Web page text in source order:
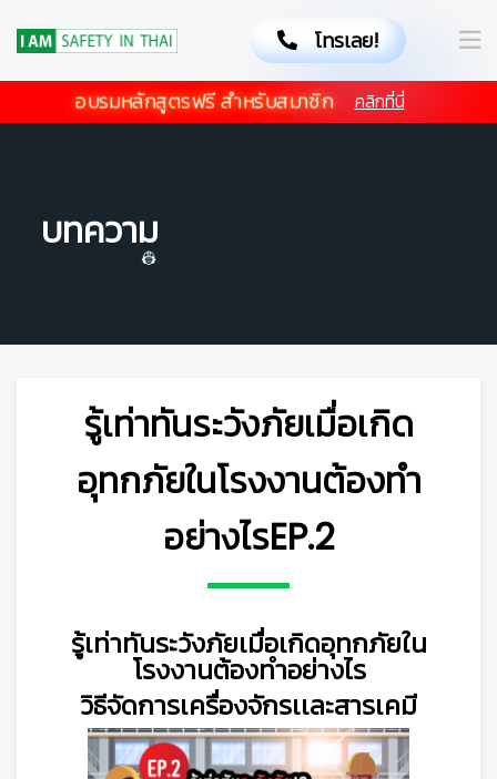
โทรเลย!
อบรมหลักสูตรฟรี สำหรับสมาชิก คลิกที่นี่
บทความ
รู้เท่าทันระวังภัยเมื่อเกิด
อุทกภัยในโรงงานต้องทำ
อย่างไรEP.2
รู้เท่าทันระวังภัยเมื่อเกิดอุทกภัยใน
โรงงานต้องทำอย่างไร
วิธีจัดการเครื่องจักรเเละสารเคมี